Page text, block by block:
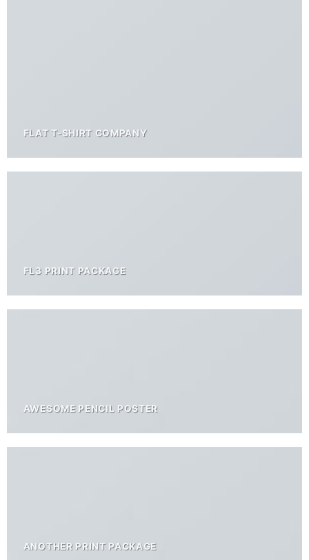
FLAT T-SHIRT COMPANY
FL3 PRINT PACKAGE
AWESOME PENCIL POSTER
ANOTHER PRINT PACKAGE